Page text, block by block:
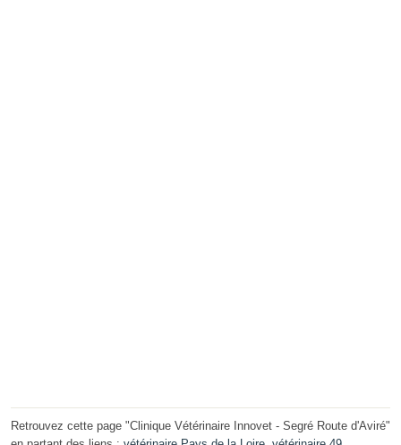
Retrouvez cette page "Clinique Vétérinaire Innovet - Segré Route d'Aviré"